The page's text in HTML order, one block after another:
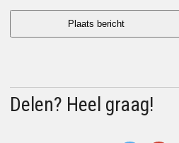
Delen? Heel graag!